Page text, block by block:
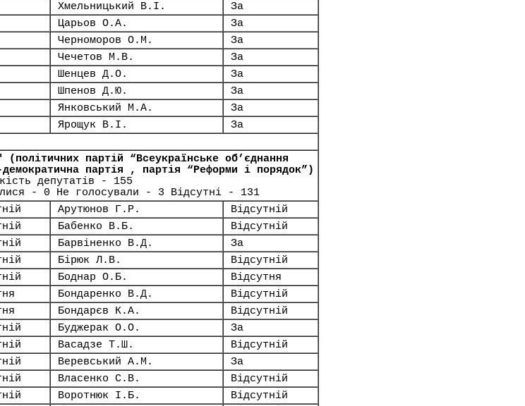
Хмельницький В.І.
За
Царьов О.А.
За
Черноморов О.М.
За
Чечетов М.В.
За
Шенцев Д.О.
За
Шпенов Д.Ю.
За
Янковський М.А.
За
Ярощук В.І. За
партій “Всеукраїнське об’єднання
партія , партія “Реформи і порядок”)
депутатів - 155
- 0 Не голосували - 3 Відсутні - 131
Арутюнов Г.Р.
Відсутній
Бабенко В.Б.
Відсутній
Барвіненко В.Д.
За
Бірюк Л.В.
Відсутній
Боднар О.Б.
Відсутня
Бондаренко В.Д.
Відсутній
Бондарєв К.А.
Відсутній
Буджерак О.О.
За
Васадзе Т.Ш.
Відсутній
Веревський А.М.
За
Власенко С.В.
Відсутній
Воротнюк І.Б.
Відсутній